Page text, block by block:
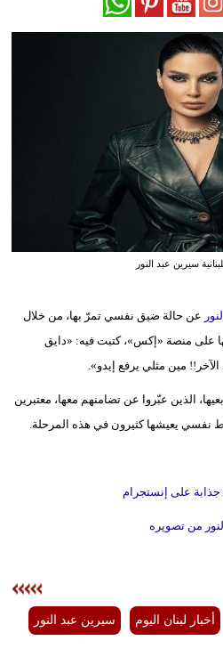
علوم
وتكنولوجيا
فيديو
سيارات
سيرين عبد النور
عن حالة ضيق نفسي تمرّ بها، من خلال
على منصة «إكس»، كتبت فيه: «دايق
مين مثلي يرفع إيدو».
الذين عبّروا عن تضامنهم معها، معتبرين
يعيشها كثيرون في هذه المرحلة.
جذابة على إنستجرام
من تصويره
أخبار لبنان اليوم سيرين عبد النور